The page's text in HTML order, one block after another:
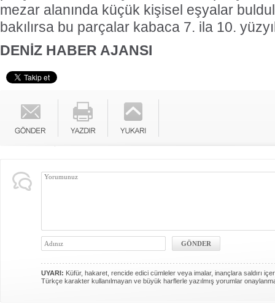
mezar alanında küçük kişisel eşyalar
bakılırsa bu parçalar kabaca 7. ila 10.
DENİZ HABER AJANSI
UYARI: Küfür, hakaret, rencide edici cümleler veya imalar, inançlara saldırı
Türkçe karakter kullanılmayan ve büyük harflerle yazılmış yorumlar